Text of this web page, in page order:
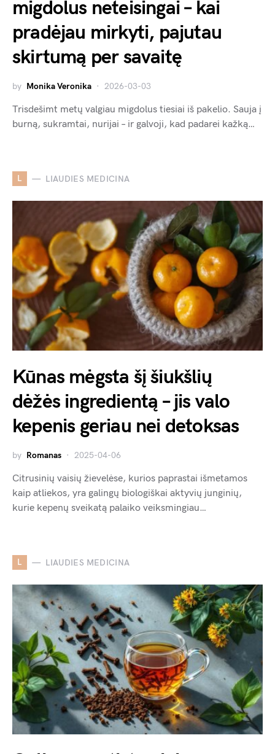
migdolus neteisingai – kai
pradėjau mirkyti, pajutau
skirtumą per savaitę
by Monika Veronika 2026-03-03
Trisdešimt metų valgiau migdolus tiesiai iš pakelio. Sauja į
burną, sukramtai, nurijai – ir galvoji, kad padarei kažką…
L LIAUDIES MEDICINA
Kūnas mėgsta šį šiukšlių
dėžės ingredientą – jis valo
kepenis geriau nei detoksas
by Romanas 2025-04-06
Citrusinių vaisių žievelėse, kurios paprastai išmetamos
kaip atliekos, yra galingų biologiškai aktyvių junginių,
kurie kepenų sveikatą palaiko veiksmingiau…
L LIAUDIES MEDICINA